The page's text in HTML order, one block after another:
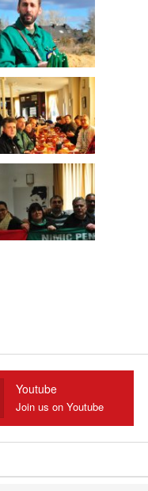
Youtube
Join us on Youtube